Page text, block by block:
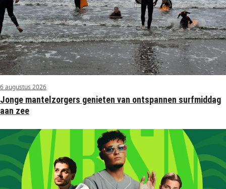
6 augustus 2026
Jonge mantelzorgers genieten van ontspannen surfmiddag
aan zee